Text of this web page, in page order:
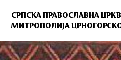
СРПСКА ПРАВОСЛАВНА
МИТРОПОЛИЈА